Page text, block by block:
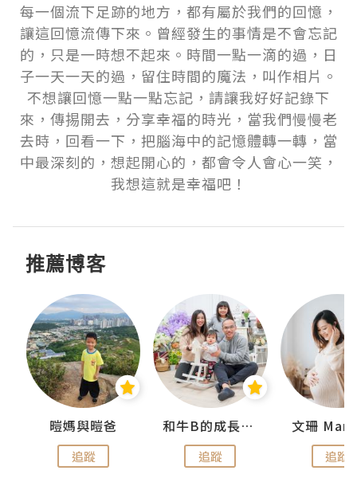
每一個流下足跡的地方，都有屬於我們的回憶，
讓這回憶流傳下來。曾經發生的事情是不會忘記
的，只是一時想不起來。時間一點一滴的過，日
子一天一天的過，留住時間的魔法，叫作相片。
不想讓回憶一點一點忘記，請讓我好好記錄下
來，傳掦開去，分享幸福的時光，當我們慢慢老
去時，回看一下，把腦海中的記憶體轉一轉，當
中最深刻的，想起開心的，都會令人會心一笑，
我想這就是幸福吧！
推薦博客
暟媽與暟爸
追蹤
和牛B的成長日記
追蹤
文珊
追蹤